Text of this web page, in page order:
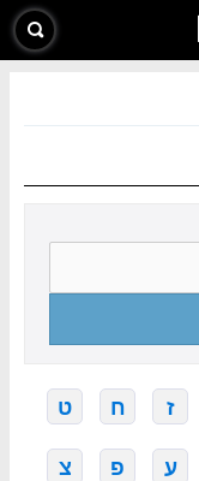
ז ח ט
ע פ צ